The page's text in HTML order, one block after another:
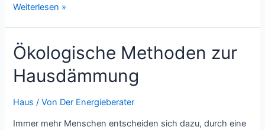
Die
im
Vergleich
Weiterlesen »
Ökologische Methoden zur
Hausdämmung
Haus / Von Der Energieberater
Immer mehr Menschen entscheiden sich dazu, durch eine